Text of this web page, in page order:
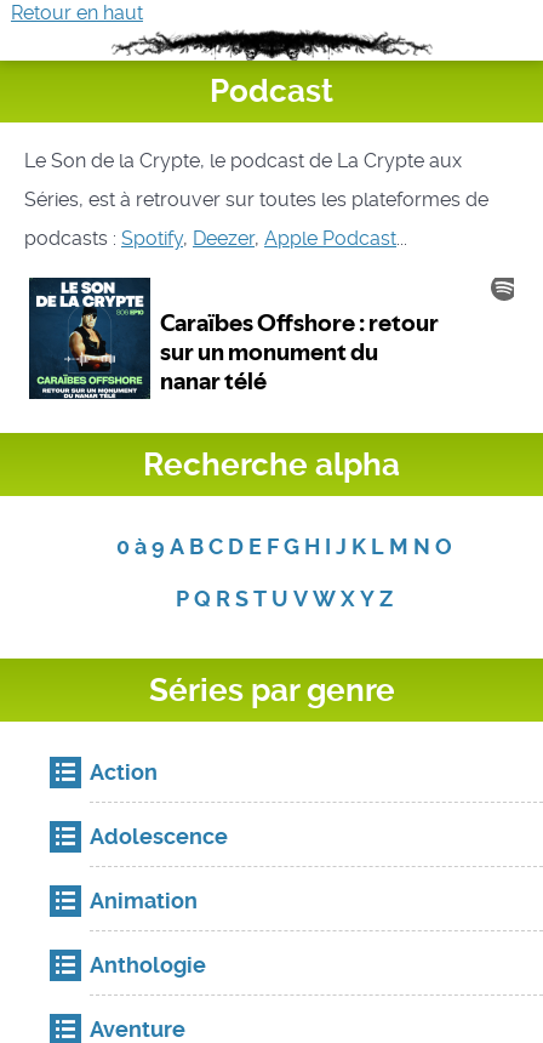
Retour en haut
Podcast
Le Son de la Crypte, le podcast de La Crypte aux
Séries, est à retrouver sur toutes les plateformes de
podcasts : Spotify, Deezer, Apple Podcast
Recherche alpha
0 à 9 A B C D E F G H I J K L M N O
P Q R S T U V W X Y Z
Séries par genre
Action
Adolescence
Animation
Anthologie
Aventure